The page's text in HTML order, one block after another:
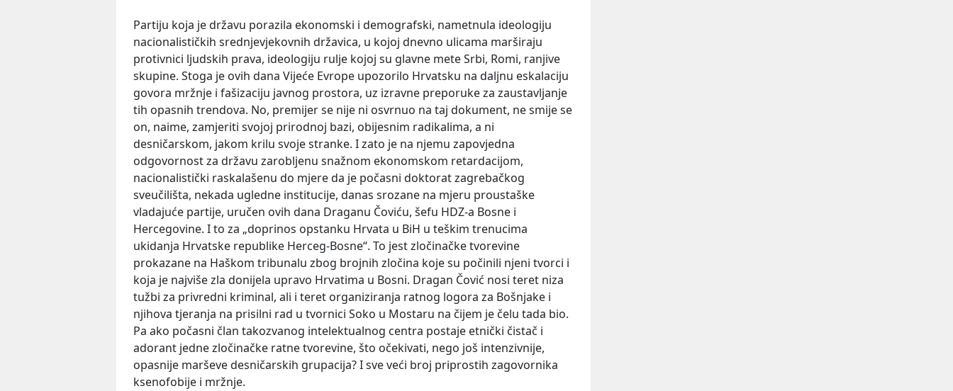
Partiju koja je državu porazila ekonomski i demografski, nametnula ideologiju
nacionalističkih srednjevjekovnih državica, u kojoj dnevno ulicama marširaju
protivnici ljudskih prava, ideologiju rulje kojoj su glavne mete Srbi, Romi, ranjive
skupine. Stoga je ovih dana Vijeće Evrope upozorilo Hrvatsku na daljnu eskalaciju
govora mržnje i fašizaciju javnog prostora, uz izravne preporuke za zaustavljanje
tih opasnih trendova. No, premijer se nije ni osvrnuo na taj dokument, ne smije se
on, naime, zamjeriti svojoj prirodnoj bazi, obijesnim radikalima, a ni
desničarskom, jakom krilu svoje stranke. I zato je na njemu zapovjedna
odgovornost za državu zarobljenu snažnom ekonomskom retardacijom,
nacionalistički raskalašenu do mjere da je počasni doktorat zagrebačkog
sveučilišta, nekada ugledne institucije, danas srozane na mjeru proustaške
vladajuće partije, uručen ovih dana Draganu Čoviću, šefu HDZ-a Bosne i
Hercegovine. I to za „doprinos opstanku Hrvata u BiH u teškim trenucima
ukidanja Hrvatske republike Herceg-Bosne“. To jest zločinačke tvorevine
prokazane na Haškom tribunalu zbog brojnih zločina koje su počinili njeni tvorci i
koja je najviše zla donijela upravo Hrvatima u Bosni. Dragan Čović nosi teret niza
tužbi za privredni kriminal, ali i teret organiziranja ratnog logora za Bošnjake i
njihova tjeranja na prisilni rad u tvornici Soko u Mostaru na čijem je čelu tada bio.
Pa ako počasni član takozvanog intelektualnog centra postaje etnički čistač i
adorant jedne zločinačke ratne tvorevine, što očekivati, nego još intenzivnije,
opasnije marševe desničarskih grupacija? I sve veći broj priprostih zagovornika
ksenofobije i mržnje.